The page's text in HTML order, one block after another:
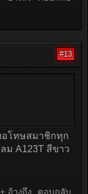
#13
อโทษสมาชิกทุก
ม A123T สีขาว
+ อ้างถึง ตอบกลับ